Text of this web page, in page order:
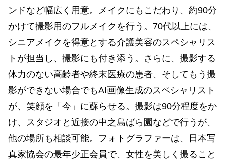
ンドなど幅広く用意。メイクにもこだわり、約90分
かけて撮影用のフルメイクを行う。70代以上には、
シニアメイクを得意とする介護美容のスペシャリス
トが担当し、撮影にも付き添う。さらに、撮影する
体力のない高齢者や終末医療の患者、そしてもう撮
影ができない場合でもAI画像生成のスペシャリスト
が、笑顔を「今」に蘇らせる。撮影は90分程度をか
け、スタジオと近接の中之島ばら園などで行うが、
他の場所も相談可能。フォトグラファーは、日本写
真家協会の最年少正会員で、女性を美しく撮ること